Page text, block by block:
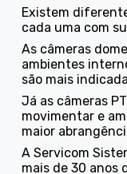
Existem
cada uma com
As câmeras
ambientes
são mais
Já as câmeras
movimentar e
maior
A Servicom
mais de 30 anos